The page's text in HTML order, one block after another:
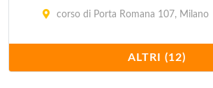
corso di Porta Romana 107, Milano
via Ruggero Bonghi 12, Milano
ALTRI (12)